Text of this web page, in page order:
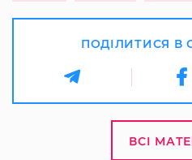
ПОДІЛИТИСЯ В
ВСІ